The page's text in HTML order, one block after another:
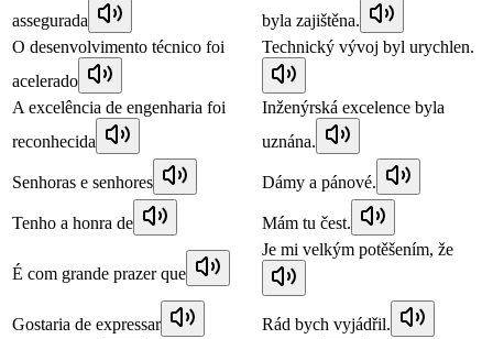
assegurada
byla zajištěna.
O desenvolvimento técnico foi
acelerado
Technický vývoj byl urychlen.
A excelência de engenharia foi
reconhecida
Inženýrská excelence byla
uznána.
Senhoras e senhores Dámy a pánové.
Tenho a honra de Mám tu čest.
É com grande prazer que
Je mi velkým potěšením, že
Gostaria de expressar Rád bych vyjádřil.